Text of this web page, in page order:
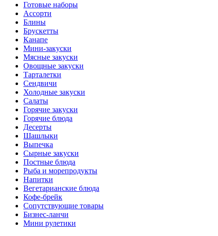
Готовые наборы
Ассорти
Блины
Брускетты
Канапе
Мини-закуски
Мясные закуски
Овощные закуски
Тарталетки
Сендвичи
Холодные закуски
Салаты
Горячие закуски
Горячие блюда
Десерты
Шашлыки
Выпечка
Сырные закуски
Постные блюда
Рыба и морепродукты
Напитки
Вегетарианские блюда
Кофе-брейк
Сопутствующие товары
Бизнес-ланчи
Мини рулетики